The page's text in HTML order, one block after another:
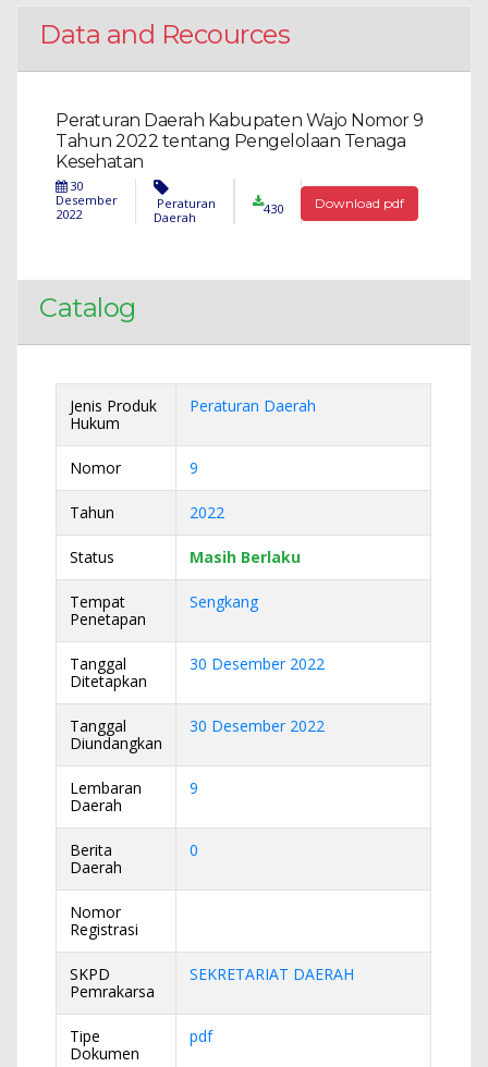
Data and Recources
Peraturan Daerah Kabupaten Wajo Nomor 9
Tahun 2022 tentang Pengelolaan Tenaga
Kesehatan
Download pdf
30
Desember
2022
Peraturan
Daerah
430
Catalog
Jenis Produk
Hukum
Peraturan Daerah
Nomor 9
Tahun 2022
Status Masih Berlaku
Tempat
Penetapan
Sengkang
Tanggal
Ditetapkan
30 Desember 2022
Tanggal
Diundangkan
30 Desember 2022
Lembaran
Daerah
9
Berita
Daerah
0
Nomor
Registrasi
SKPD
Pemrakarsa
SEKRETARIAT DAERAH
Tipe
Dokumen
pdf